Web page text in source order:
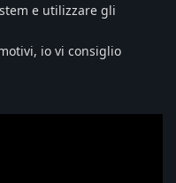
e utilizzare gli
io vi consiglio